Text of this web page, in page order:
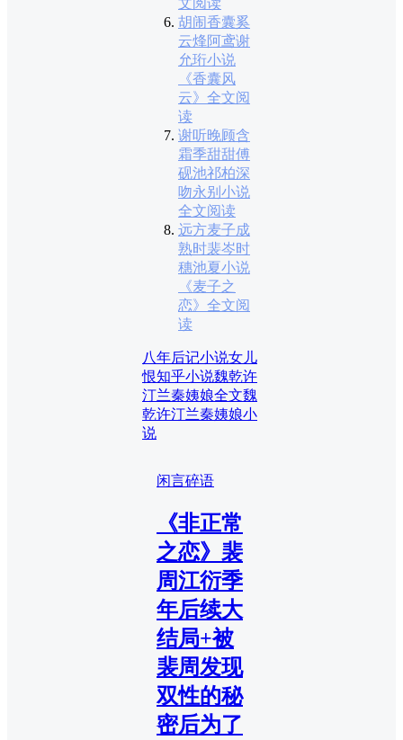
文阅读
胡闹香囊奚
云烽阿鸢谢
允珩小说
《香囊风
云》全文阅
读
谢听晚顾含
霜季甜甜傅
砚池祁柏深
吻永别小说
全文阅读
远方麦子成
熟时裴岑时
穗池夏小说
《麦子之
恋》全文阅
读
八年后记小说女儿
恨知乎小说魏乾许
汀兰秦姨娘全文魏
乾许汀兰秦姨娘小
说
闲言碎语
《非正常
之恋》裴
周江衍季
年后续大
结局+被
裴周发现
双性的秘
密后为了